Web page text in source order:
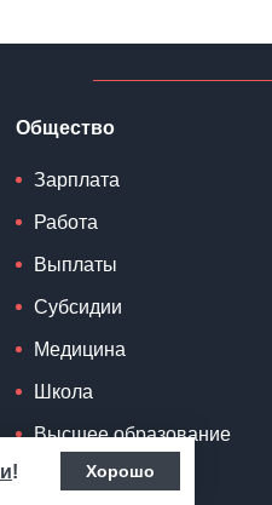
! Хорошо
Общество
Зарплата
Работа
Выплаты
Субсидии
Медицина
Школа
Высшее образование
Пособия